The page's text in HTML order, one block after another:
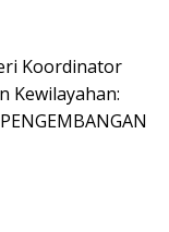
Koordinator
Kewilayahan: